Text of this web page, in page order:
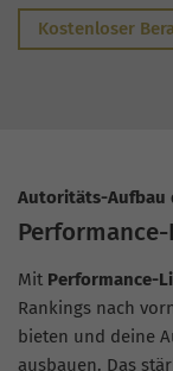
Kostenloser
Autoritäts-Aufbau
Mit Performance-
Rankings nach
bieten und deine
ausbauen. Das